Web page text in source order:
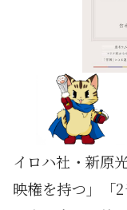
イロハ社・新原
映権を持つ」「